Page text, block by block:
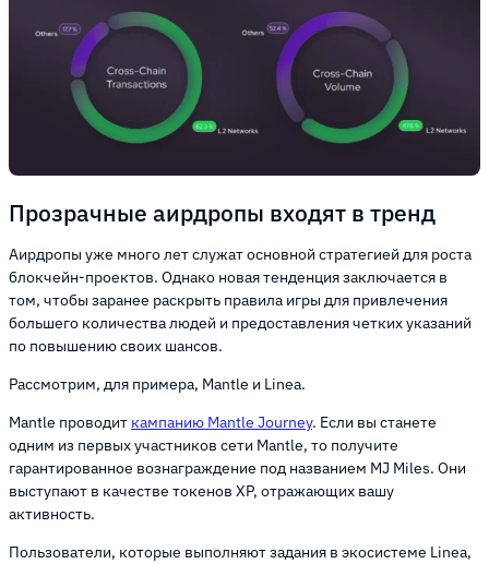
Прозрачные аирдропы входят в тренд
Аирдропы уже много лет служат основной стратегией для роста
блокчейн-проектов. Однако новая тенденция заключается в
том, чтобы заранее раскрыть правила игры для привлечения
большего количества людей и предоставления четких указаний
по повышению своих шансов.
Рассмотрим, для примера, Mantle и Linea.
Mantle проводит кампанию Mantle Journey. Если вы станете
одним из первых участников сети Mantle, то получите
гарантированное вознаграждение под названием MJ Miles. Они
выступают в качестве токенов XP, отражающих вашу
активность.
Пользователи, которые выполняют задания в экосистеме Linea,